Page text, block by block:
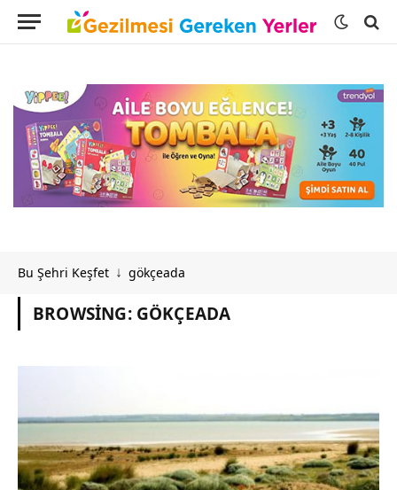
Bu Şehri Keşfet ↓ gökçeada
BROWSING: GÖKÇEADA